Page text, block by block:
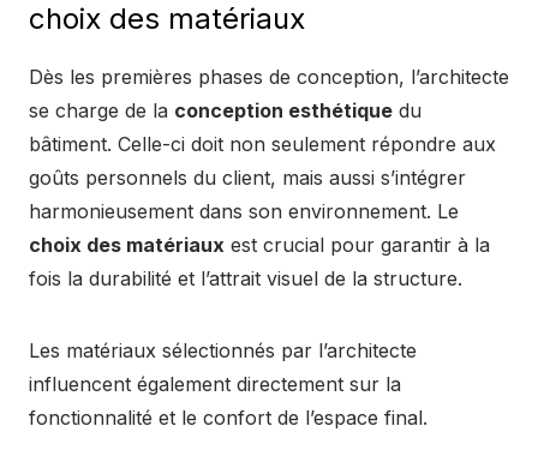
choix des matériaux
Dès les premières phases de conception, l’architecte
se charge de la conception esthétique du
bâtiment. Celle-ci doit non seulement répondre aux
goûts personnels du client, mais aussi s’intégrer
harmonieusement dans son environnement. Le
choix des matériaux est crucial pour garantir à la
fois la durabilité et l’attrait visuel de la structure.
Les matériaux sélectionnés par l’architecte
influencent également directement sur la
fonctionnalité et le confort de l’espace final.